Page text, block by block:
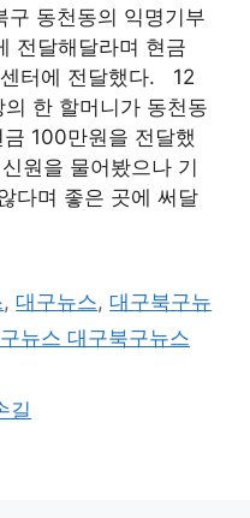
동천동의 익명기부
전달해달라며 현금
터에 전달했다. 12
한 할머니가 동천동
100만원을 전달했
원을 물어봤으나 기
다며 좋은 곳에 써달
,대구뉴스,대구북구뉴
뉴스 대구북구뉴스
길